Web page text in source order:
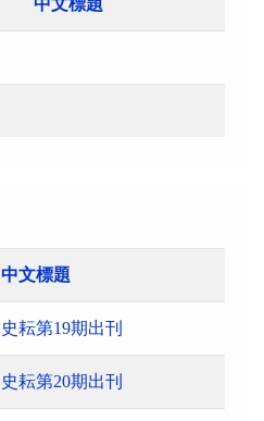
中文標題
中文標題
史耘第19期出刊
史耘第20期出刊